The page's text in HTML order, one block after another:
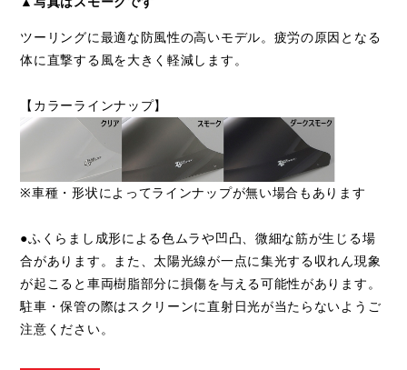
ツーリングに最適な防風性の高いモデル。疲労の原因となる
体に直撃する風を大きく軽減します。
【カラーラインナップ】
※車種・形状によってラインナップが無い場合もあります
●ふくらまし成形による色ムラや凹凸、微細な筋が生じる場
合があります。また、太陽光線が一点に集光する収れん現象
が起こると車両樹脂部分に損傷を与える可能性があります。
駐車・保管の際はスクリーンに直射日光が当たらないようご
注意ください。